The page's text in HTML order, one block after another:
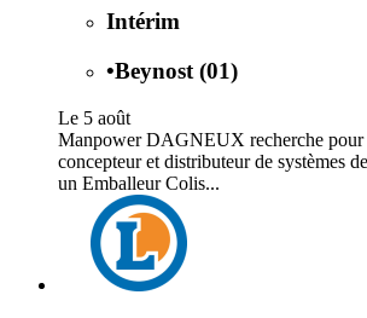
Intérim
•Beynost (01)
Le 5 août
Manpower DAGNEUX recherche pour
concepteur et distributeur de systèmes
un Emballeur Colis...